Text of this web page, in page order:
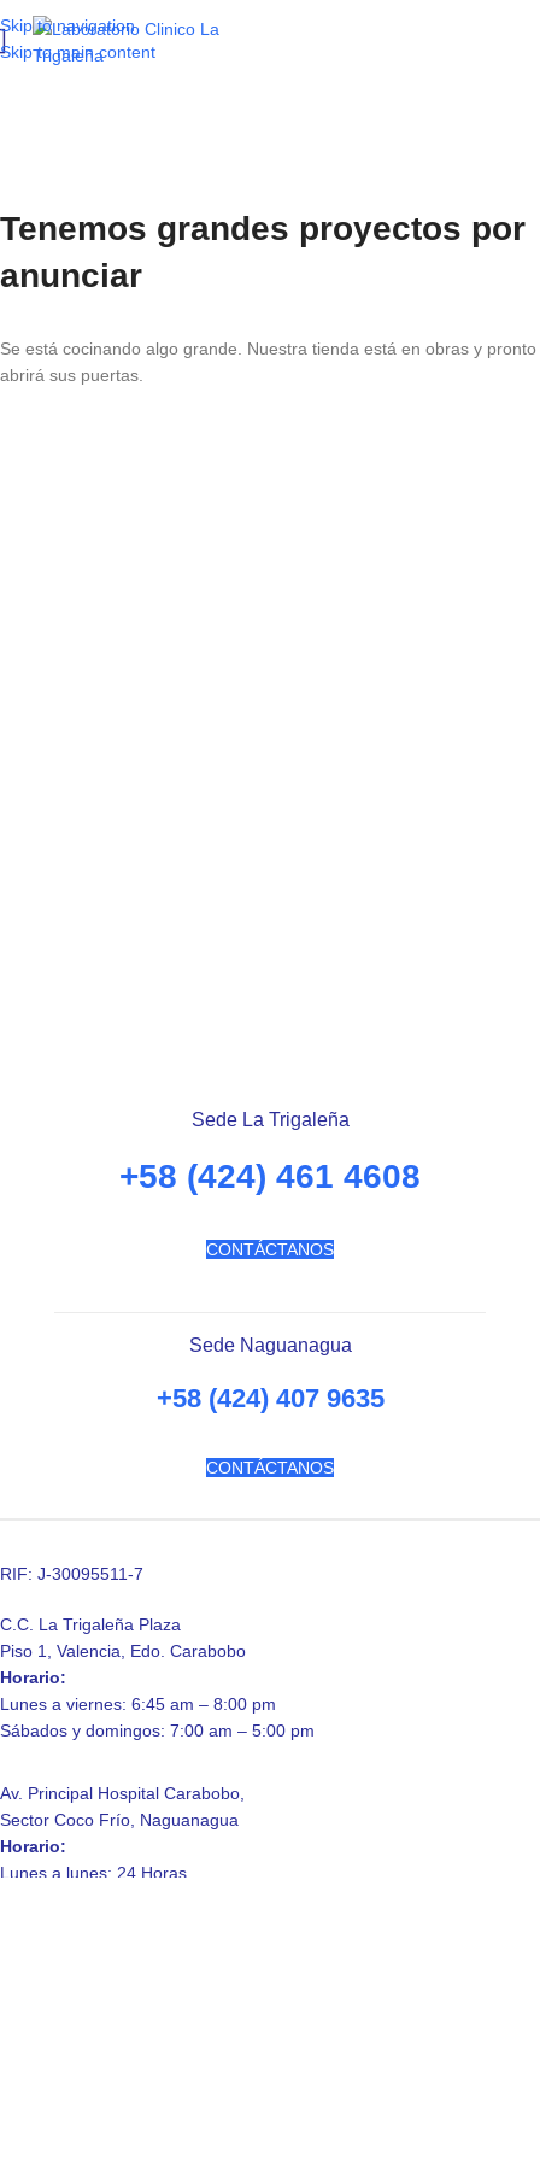
Skip to navigation
Skip to main content
Tenemos grandes proyectos por
anunciar
Se está cocinando algo grande. Nuestra tienda está en obras y pronto
abrirá sus puertas.
Sede La Trigaleña
+58 (424) 461 4608
CONTÁCTANOS
Sede Naguanagua
+58 (424) 407 9635
CONTÁCTANOS
RIF: J-30095511-7
C.C. La Trigaleña Plaza
Piso 1, Valencia, Edo. Carabobo
Horario:
Lunes a viernes: 6:45 am – 8:00 pm
Sábados y domingos: 7:00 am – 5:00 pm
Av. Principal Hospital Carabobo,
Sector Coco Frío, Naguanagua
Horario:
Lunes a lunes: 24 Horas.